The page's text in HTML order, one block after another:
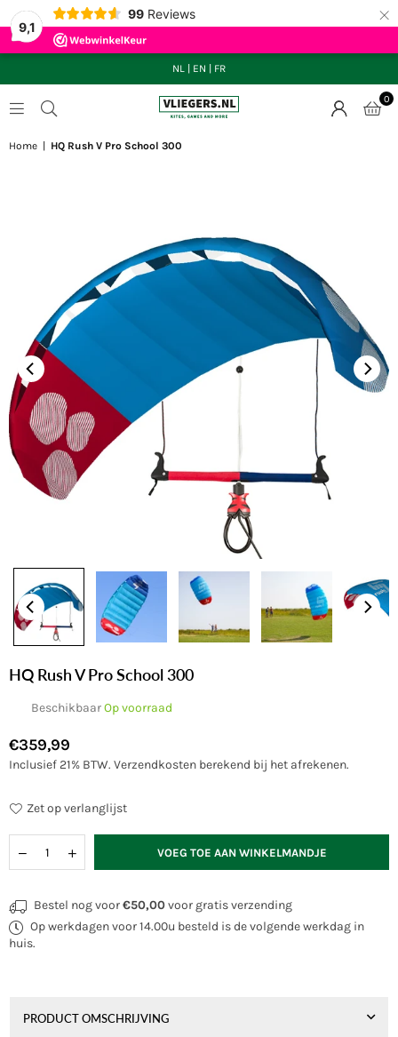
9,1
99 Reviews ×
NL EN FR
0
Home HQ Rush V Pro School 300
HQ Rush V Pro School 300
BeschikbaarOp voorraad
Normale
prijs
€359,99
Inclusief 21% BTW. Verzendkosten berekend bij het afrekenen.
Zet op verlanglijst
VOEG TOE AAN WINKELMANDJE
Bestel nog voor€50,00voor gratis verzending
Op werkdagen voor 14.00u besteld is de volgende werkdag in
huis.
PRODUCT OMSCHRIJVING